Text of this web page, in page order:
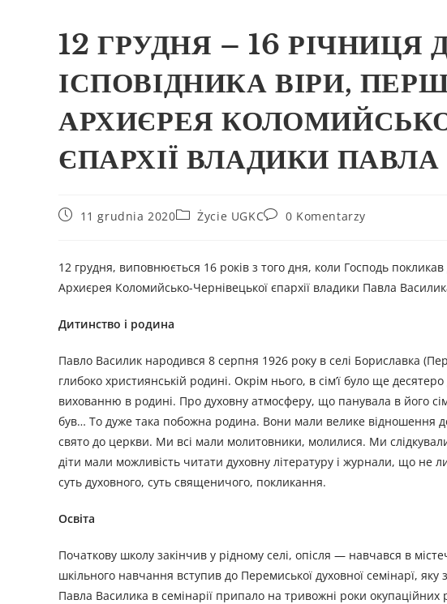
12 ГРУДНЯ – 16 РІЧНИЦЯ
ІСПОВІДНИКА ВІРИ,
АРХИЄРЕЯ
ЄПАРХІЇ ВЛАДИКИ
11 grudnia 2020 Życie UGKC 0 Komentarzy
12 грудня, виповнюється 16 років з того дня, коли Господь
Архиєрея Коломийсько-Чернівецької єпархії владики Павла
Дитинство і родина
Павло Василик народився 8 серпня 1926 року в селі Бориславка
глибоко християнській родині. Окрім нього, в сім’ї було ще
вихованню в родині. Про духовну атмосферу, що панувала в його
був… То дуже така побожна родина. Вони мали велике відношення
свято до церкви. Ми всі мали молитовники, молилися. Ми
діти мали можливість читати духовну літературу і журнали, що
суть духовного, суть священичого, покликання.
Освіта
Початкову школу закінчив у рідному селі, опісля — навчався в
шкільного навчання вступив до Перемиської духовної семінарї,
Павла Василика в семінарії припало на тривожні роки